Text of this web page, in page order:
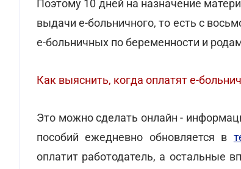
Поэтому 10 дней на назначение
выдачи е-больничного, то есть с
е-больничных по беременности и
Как выяснить, когда оплатят е-
Это можно сделать онлайн -
пособий ежедневно обновляется в
оплатит работодатель, а остальные